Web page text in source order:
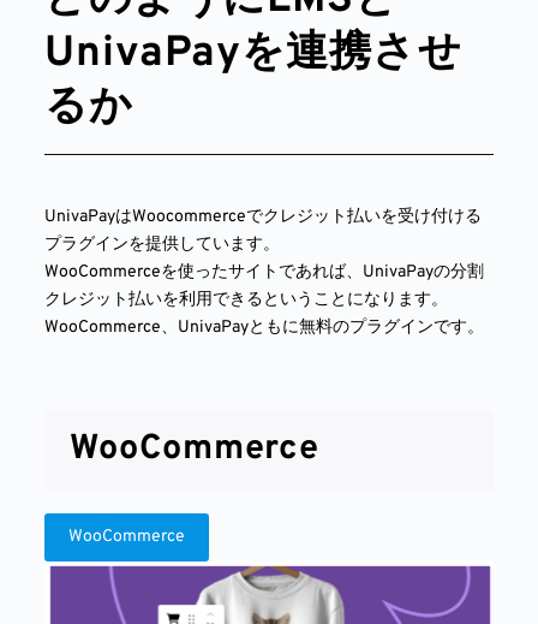
UnivaPayを連携させ
るか
UnivaPayはWoocommerceでクレジット払いを受け付ける
プラグインを提供しています。
WooCommerceを使ったサイトであれば、UnivaPayの分割
クレジット払いを利用できるということになります。
WooCommerce、UnivaPayともに無料のプラグインです。
WooCommerce
WooCommerce